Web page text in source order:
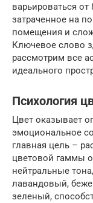
варьироваться от
затраченное на
помещения и
Ключевое слово
рассмотрим все
идеального
Психология
Цвет оказывает
эмоциональное
главная цель –
цветовой гаммы
нейтральные
лавандовый,
зеленый,